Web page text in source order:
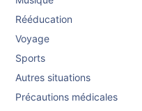
Rééducation
Voyage
Sports
Autres situations
Précautions médicales